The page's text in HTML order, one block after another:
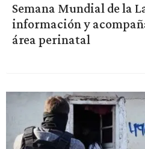
Semana Mundial de la
información y
área perinatal